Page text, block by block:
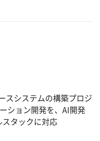
スシステムの構築プロジ
ション開発を、AI開発
スタックに対応